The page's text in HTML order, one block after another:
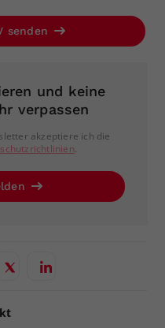
senden
und keine
verpassen
akzeptiere ich die
.